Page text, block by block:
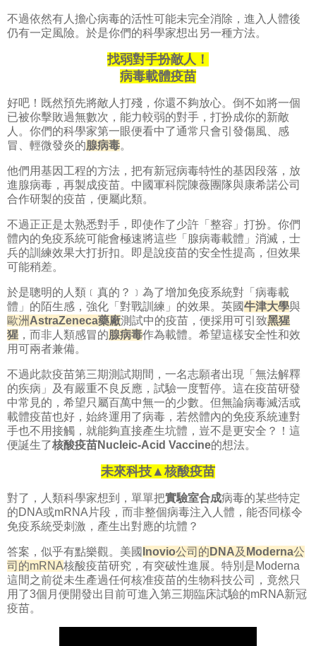
不過依然有人擔心病毒的活性可能未完全消除，進入人體後
仍有一定風險。於是你們的科學家想出另一種方法。
找弱對手扮敵人！
病毒載體疫苗
好吧！既然預先將敵人打殘，你還不夠放心。倒不如將一個
已被你擊敗過無數次，能力較弱的對手，打扮成你的新敵
人。你們的科學家第一眼便看中了通常只會引發傷風、感
冒、輕微發炎的腺病毒。
他們用基因工程的方法，把有新冠病毒特性的基因段落，放
進腺病毒，再製成疫苗。 中國軍科院陳薇團隊與康希諾公司
合作研製的疫苗，便屬此類。
不過正正是太熟悉對手，即使作了少許「整容」打扮。你們
體內的免疫系統可能會極速將這些「腺病毒載體」消滅，士
兵的訓練效果大打折扣。即是說疫苗的安全性提高，但效果
可能稍差。
於是聰明的人類﹝真的？﹞為了增加免疫系統對「病毒載
體」的陌生感，強化「對戰訓練」的效果。 英國牛津大學與
歐洲 AstraZeneca藥廠測試中的疫苗，便採用可引致黑猩
猩 ， 而非人類感冒的腺病毒作為載體。希望這樣安全性和效
用可兩者兼備。
不過此款疫苗第三期測試期間， 一名志願者出現「無法解釋
的疾病」及有嚴重不良反應，試驗一度暫停。這在疫苗研發
中常見的，希望只屬百萬中無一的少數。但無論病毒滅活或
載體疫苗也好，始終運用了病毒，若然體內的免疫系統連對
手也不用接觸，就能夠直接產生坑體，豈不是更安全？！這
便誕生了核酸疫苗Nucleic-Acid Vaccine的想法。
未來科技▲核酸疫苗
對了，人類科學家想到，單單把實驗室合成病毒的某些特定
的DNA或mRNA片段，而非整個病毒注入人體，能否同樣令
免疫系統受刺激，產生出對應的坑體？
答案，似乎有點樂觀。美國 Inovio公司的 DNA及 Moderna公
司的mRNA核酸疫苗研究，有突破性進展。特別是Moderna
這間之前從未生產過任何核准疫苗的生物科技公司，竟然只
用了3個月便開發出目前可進入第三期臨床試驗的mRNA新冠
疫苗。